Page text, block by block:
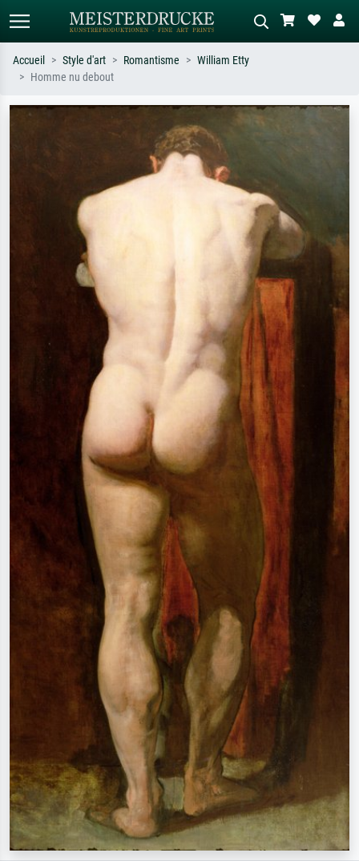
Recherchez par artiste, titre ou style –
ex. Monet, Nuit étoilée,
impressionnisme, vague de Hokusai,
Décrivez la scène – ex. prairie verte,
abstrait avec beaucoup de rouge,
tableau sombre, nu debout près d'un
Accueil Style d'art Romantisme
William Etty
Homme nu debout